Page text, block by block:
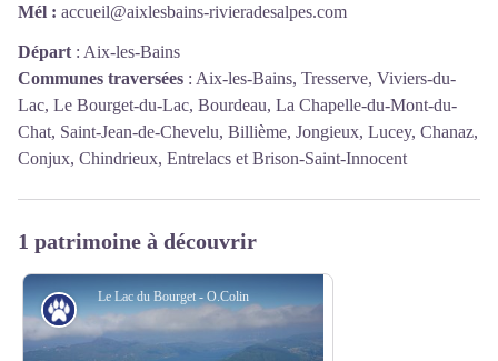
Mél : accueil@aixlesbains-rivieradesalpes.com
Départ : Aix-les-Bains
Communes traversées : Aix-les-Bains, Tresserve, Viviers-du-
Lac, Le Bourget-du-Lac, Bourdeau, La Chapelle-du-Mont-du-
Chat, Saint-Jean-de-Chevelu, Billième, Jongieux, Lucey, Chanaz,
Conjux, Chindrieux, Entrelacs et Brison-Saint-Innocent
1 patrimoine à découvrir
Le Lac du Bourget - O.Colin
Patrimoine naturel